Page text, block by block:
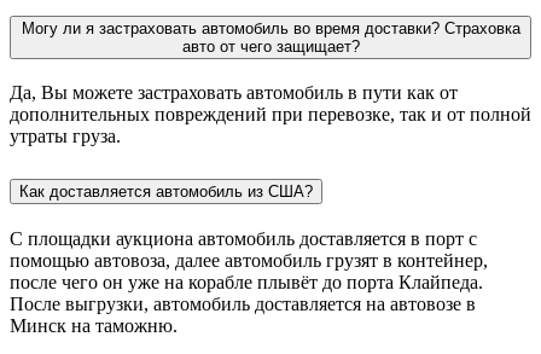
Могу ли я застраховать автомобиль во время доставки? Страховка
авто от чего защищает?
Да, Вы можете застраховать автомобиль в пути как от
дополнительных повреждений при перевозке, так и от полной
утраты груза.
Как доставляется автомобиль из США?
С площадки аукциона автомобиль доставляется в порт с
помощью автовоза, далее автомобиль грузят в контейнер,
после чего он уже на корабле плывёт до порта Клайпеда.
После выгрузки, автомобиль доставляется на автовозе в
Минск на таможню.